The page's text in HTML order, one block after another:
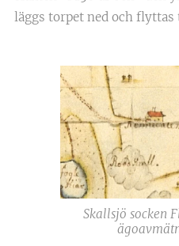
läggs torpet ned och flyttas
Skallsjö socken